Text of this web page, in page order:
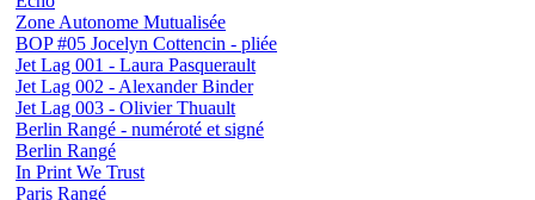
Zone Autonome Mutualisée
BOP #05 Jocelyn Cottencin - pliée
Jet Lag 001 - Laura Pasquerault
Jet Lag 002 - Alexander Binder
Jet Lag 003 - Olivier Thuault
Berlin Rangé - numéroté et signé
Berlin Rangé
In Print We Trust
Paris Rangé